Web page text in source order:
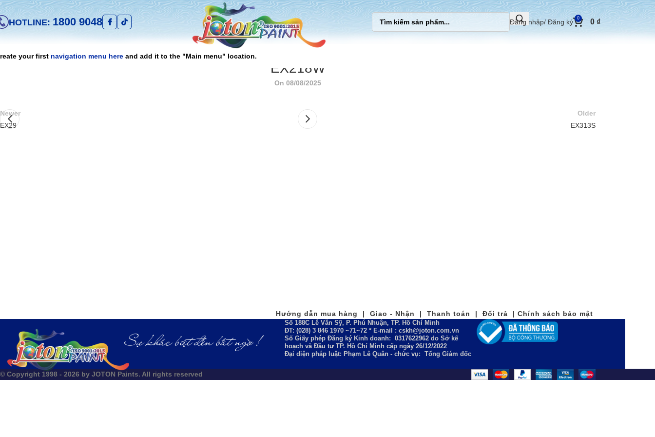
HOTLINE: 1800 9048 Đăng nhập/ Đăng ký 0 0 ₫
your first navigation menu here and add it to the "Main menu" location.
EX218W
On 08/08/2025
Newer
EX29
Older
EX313S
Hướng dẫn mua hàng | Giao - Nhận | Thanh toán | Đổi trả | Chính sách bảo mật
Số 188C Lê Văn Sỹ, P. Phú Nhuận, TP. Hồ Chí Minh
ĐT: (028) 3 846 1970 ~71~72 * E-mail : cskh@joton.com.vn
Số Giấy phép Đăng ký Kinh doanh: 0317622962 do Sở kế
hoạch và Đầu tư TP. Hồ Chí Minh cấp ngày 26/12/2022
Đại diện pháp luật: Phạm Lê Quân - chức vụ: Tổng Giám đốc
© Copyright 1998 - 2026 by JOTON Paints. All rights reserved